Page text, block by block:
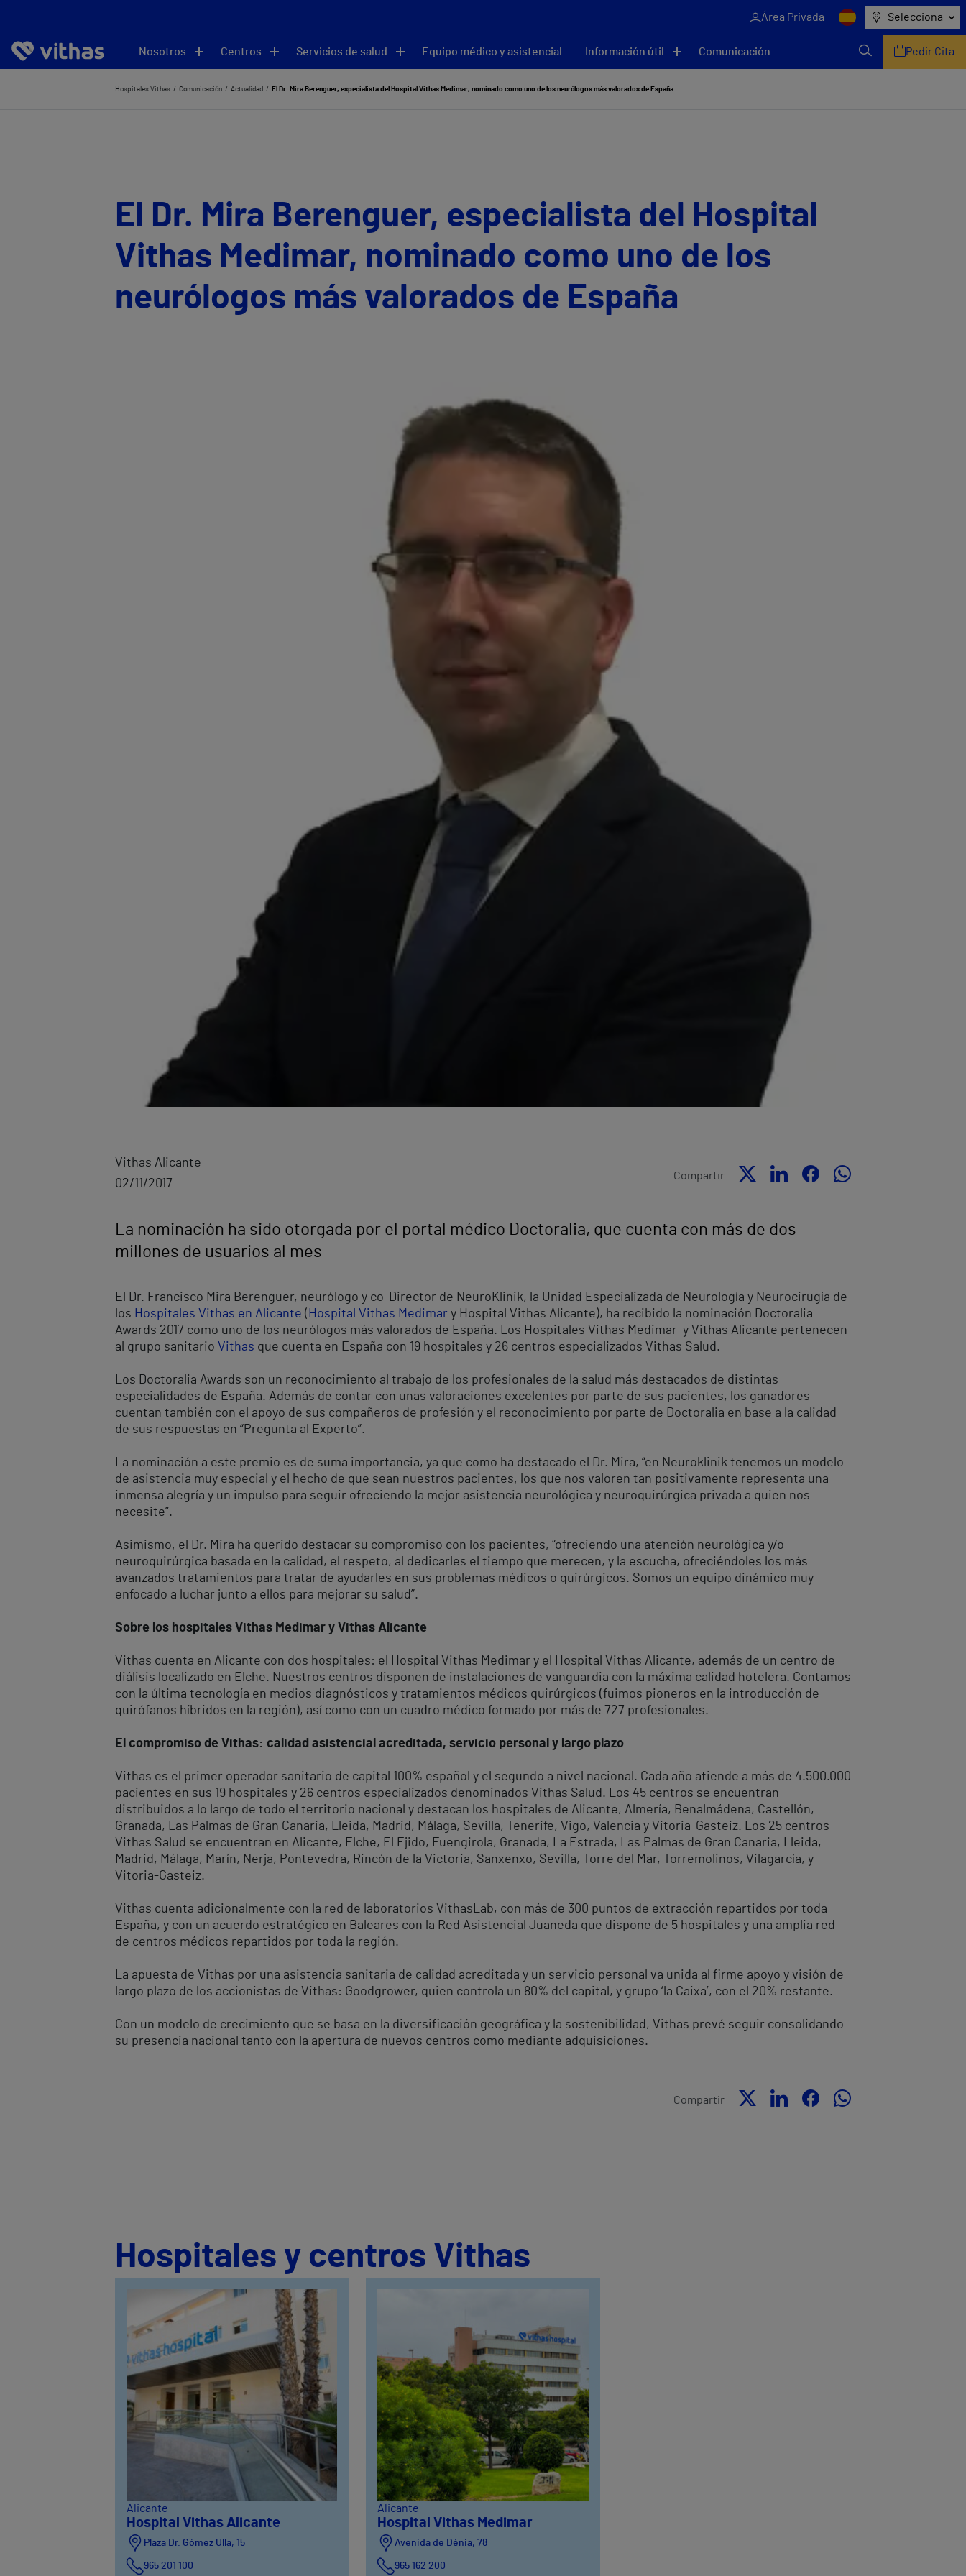
Área Privada Selecciona
Nosotros Centros Servicios de salud Equipo médico y asistencial Información útil Comunicación Pedir Cita
Hospitales Vithas Comunicación Actualidad El Dr. Mira Berenguer, especialista del Hospital Vithas Medimar, nominado como uno de los neurólogos más valorados de España
El Dr. Mira Berenguer, especialista del Hospital
Vithas Medimar, nominado como uno de los
neurólogos más valorados de España
Vithas Alicante
02/11/2017
Compartir
La nominación ha sido otorgada por el portal médico Doctoralia, que cuenta con más de dos
millones de usuarios al mes
El Dr. Francisco Mira Berenguer, neurólogo y co-Director de NeuroKlinik, la Unidad Especializada de Neurología y Neurocirugía de
los Hospitales Vithas en Alicante ( Hospital Vithas Medimar y Hospital Vithas Alicante), ha recibido la nominación Doctoralia
Awards 2017 como uno de los neurólogos más valorados de España. Los Hospitales Vithas Medimar y Vithas Alicante pertenecen
al grupo sanitario Vithas que cuenta en España con 19 hospitales y 26 centros especializados Vithas Salud.
Los Doctoralia Awards son un reconocimiento al trabajo de los profesionales de la salud más destacados de distintas
especialidades de España. Además de contar con unas valoraciones excelentes por parte de sus pacientes, los ganadores
cuentan también con el apoyo de sus compañeros de profesión y el reconocimiento por parte de Doctoralia en base a la calidad
de sus respuestas en “Pregunta al Experto”.
La nominación a este premio es de suma importancia, ya que como ha destacado el Dr. Mira, “en Neuroklinik tenemos un modelo
de asistencia muy especial y el hecho de que sean nuestros pacientes, los que nos valoren tan positivamente representa una
inmensa alegría y un impulso para seguir ofreciendo la mejor asistencia neurológica y neuroquirúrgica privada a quien nos
necesite”.
Asimismo, el Dr. Mira ha querido destacar su compromiso con los pacientes, “ofreciendo una atención neurológica y/o
neuroquirúrgica basada en la calidad, el respeto, al dedicarles el tiempo que merecen, y la escucha, ofreciéndoles los más
avanzados tratamientos para tratar de ayudarles en sus problemas médicos o quirúrgicos. Somos un equipo dinámico muy
enfocado a luchar junto a ellos para mejorar su salud”.
Sobre los hospitales Vithas Medimar y Vithas Alicante
Vithas cuenta en Alicante con dos hospitales: el Hospital Vithas Medimar y el Hospital Vithas Alicante, además de un centro de
diálisis localizado en Elche. Nuestros centros disponen de instalaciones de vanguardia con la máxima calidad hotelera. Contamos
con la última tecnología en medios diagnósticos y tratamientos médicos quirúrgicos (fuimos pioneros en la introducción de
quirófanos híbridos en la región), así como con un cuadro médico formado por más de 727 profesionales.
El compromiso de Vithas: calidad asistencial acreditada, servicio personal y largo plazo
Vithas es el primer operador sanitario de capital 100% español y el segundo a nivel nacional. Cada año atiende a más de 4.500.000
pacientes en sus 19 hospitales y 26 centros especializados denominados Vithas Salud. Los 45 centros se encuentran
distribuidos a lo largo de todo el territorio nacional y destacan los hospitales de Alicante, Almería, Benalmádena, Castellón,
Granada, Las Palmas de Gran Canaria, Lleida, Madrid, Málaga, Sevilla, Tenerife, Vigo, Valencia y Vitoria-Gasteiz. Los 25 centros
Vithas Salud se encuentran en Alicante, Elche, El Ejido, Fuengirola, Granada, La Estrada, Las Palmas de Gran Canaria, Lleida,
Madrid, Málaga, Marín, Nerja, Pontevedra, Rincón de la Victoria, Sanxenxo, Sevilla, Torre del Mar, Torremolinos, Vilagarcía, y
Vitoria-Gasteiz.
Vithas cuenta adicionalmente con la red de laboratorios VithasLab, con más de 300 puntos de extracción repartidos por toda
España, y con un acuerdo estratégico en Baleares con la Red Asistencial Juaneda que dispone de 5 hospitales y una amplia red
de centros médicos repartidos por toda la región.
La apuesta de Vithas por una asistencia sanitaria de calidad acreditada y un servicio personal va unida al firme apoyo y visión de
largo plazo de los accionistas de Vithas: Goodgrower, quien controla un 80% del capital, y grupo ‘la Caixa’, con el 20% restante.
Con un modelo de crecimiento que se basa en la diversificación geográfica y la sostenibilidad, Vithas prevé seguir consolidando
su presencia nacional tanto con la apertura de nuevos centros como mediante adquisiciones.
Compartir
Hospitales y centros Vithas
Alicante
Hospital Vithas Alicante
Plaza Dr. Gómez Ulla, 15
965 201 100
Alicante
Hospital Vithas Medimar
Avenida de Dénia, 78
965 162 200